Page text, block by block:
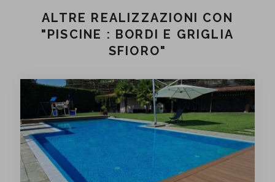
ALTRE REALIZZAZIONI CON
"PISCINE : BORDI E GRIGLIA
SFIORO"